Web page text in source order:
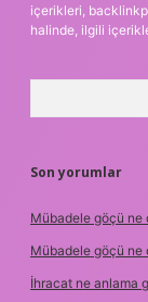
içerikleri,
halinde, ilgili
Son yorumlar
Mübadele göçü ne
Mübadele göçü ne
İhracat ne anlama